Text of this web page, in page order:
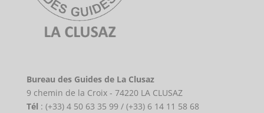
Bureau des Guides de La Clusaz
9 chemin de la Croix - 74220 LA CLUSAZ
Tél : (+33) 4 50 63 35 99 / (+33) 6 14 11 58 68